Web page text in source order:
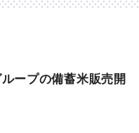
ープの備蓄米販売開